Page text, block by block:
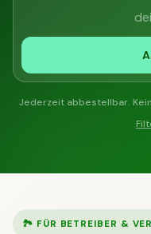
Jederzeit abbestellbar.
🏞 FÜR BETREIBER &